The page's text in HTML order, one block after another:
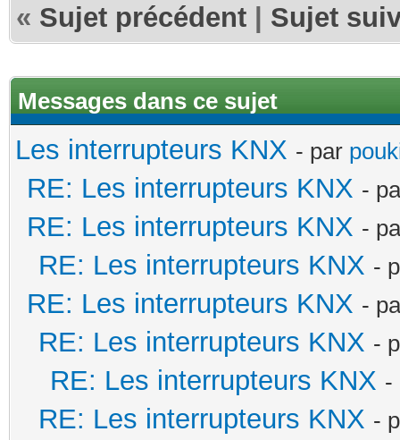
« Sujet précédent Sujet
Messages dans ce sujet
Les interrupteurs KNX - par
RE: Les interrupteurs KNX -
RE: Les interrupteurs KNX -
RE: Les interrupteurs KNX -
RE: Les interrupteurs KNX -
RE: Les interrupteurs KNX -
RE: Les interrupteurs KNX -
RE: Les interrupteurs KNX -